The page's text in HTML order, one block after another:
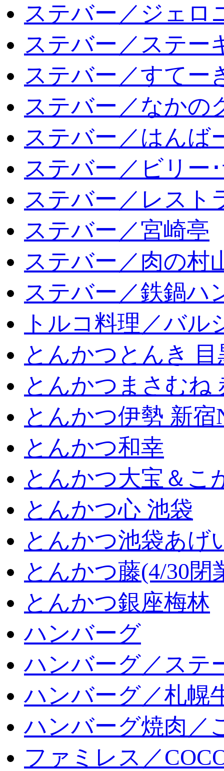
ステバー／ジェロ
ステバー／ステー
ステバー／すてー
ステバー／なかの
ステバー／はんば
ステバー／ビリー
ステバー／レスト
ステバー／宮崎亭
ステバー／肉の村
ステバー／鉄鍋ハ
トルコ料理／バル
とんかつとんき
とんかつまさむね
とんかつ伊勢 新宿
とんかつ和幸
とんかつ大宝＆こ
とんかつ心 池袋
とんかつ池袋あげ
とんかつ藤(4/30閉
とんかつ銀座梅林
ハンバーグ
ハンバーグ／ステ
ハンバーグ／札幌
ハンバーグ焼肉／
ファミレス／